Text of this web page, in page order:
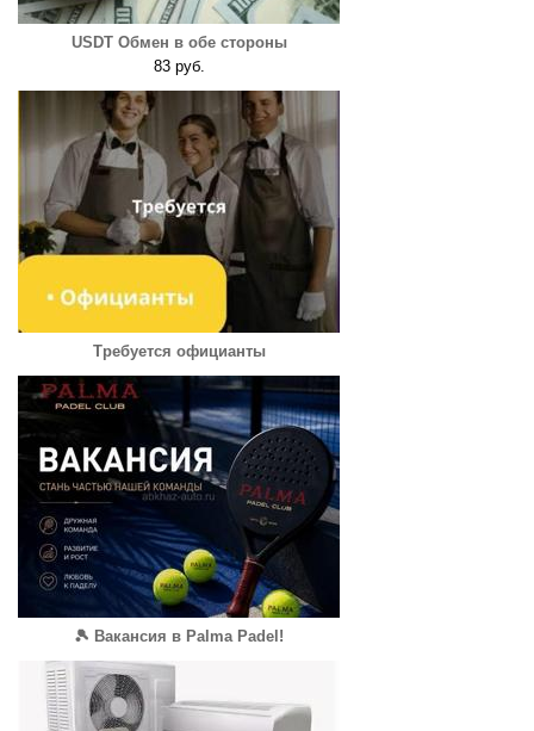
USDT Обмен в обе стороны
83 руб.
Требуется официанты
🎾 Вакансия в Palma Padel!